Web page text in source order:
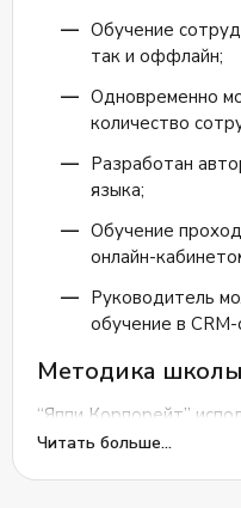
Обучение
так и оффлайн;
Одновременно
количество
Разработан
языка;
Обучение
онлайн-
Руководитель
обучение в CRM-
Методика школы
“Яппи Корпорейт”
в преподавании:
Перевернутые
Читать больше...